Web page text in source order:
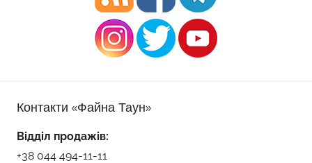
Контакти «Файна Таун»
Відділ продажів:
+38 044 494-11-11